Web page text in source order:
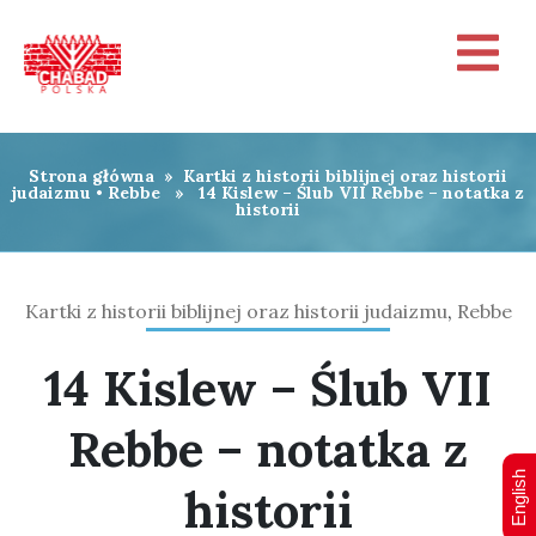
Strona główna » Kartki z historii biblijnej oraz historii
judaizmu• Rebbe » 14 Kislew – Ślub VII Rebbe – notatka z
historii
Kartki z historii biblijnej oraz historii judaizmu, Rebbe
14 Kislew – Ślub VII
Rebbe – notatka z
historii
English